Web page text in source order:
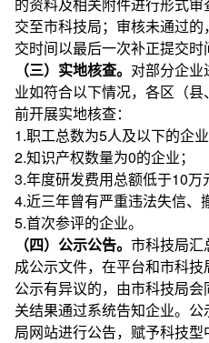
交至市科技局；审核未通过
交时间以最后一次补正提交时
（三）实地核查。 对部分企
业如符合以下情况，各区（
前开展实地核查：
1.职工总数为5人及以下的企业
2.知识产权数量为0的企业；
3.年度研发费用总额低于10万
4.近三年曾有严重违法失信、
5.首次参评的企业。
（四）公示公告。 市科技局汇
成公示文件，在平台和市科技
公示有异议的，由市科技局
关结果通过系统告知企业。
局网站进行公告，赋予科技型